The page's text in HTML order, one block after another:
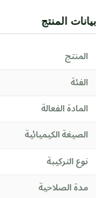
بيانات المنتج
المنتج
الفئة
المادة الفعالة
الصيغة الكيميائية
نوع التركيبة
مدة الصلاحية